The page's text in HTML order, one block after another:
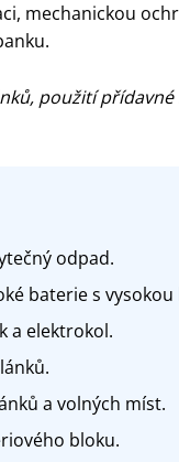
mechanickou
použití přídavné
odpad.
baterie s vysokou
a elektrokol.
a volných míst.
bloku.